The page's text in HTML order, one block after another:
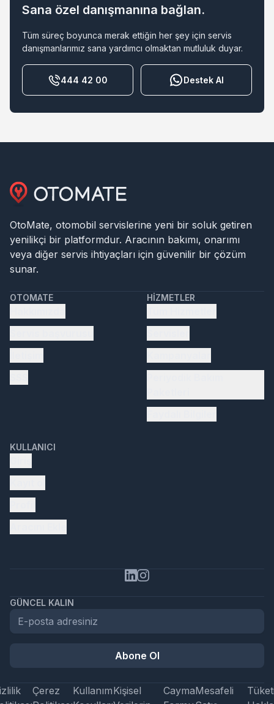
Sana özel danışmanına bağlan.
Tüm süreç boyunca merak ettiğin her şey için servis
danışmanlarımız sana yardımcı olmaktan mutluluk duyar.
444 42 00 Destek Al
OtoMate, otomobil servislerine yeni bir soluk getiren
yenilikçi bir platformdur. Aracının bakımı, onarımı
veya diğer servis ihtiyaçları için güvenilir bir çözüm
sunar.
OTOMATE HIZMETLER
KULLANICI
GÜNCEL KALIN
Abone Ol
Çerez
KullanımKişisel
CaymaMesafeli